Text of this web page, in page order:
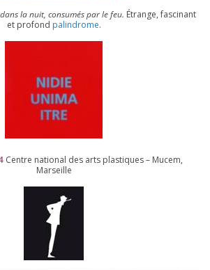
la nuit, consu­més par le feu. Étrange, fas­ci­nant
et pro­fond palin­drome.
Centre natio­nal des arts plas­tiques – Mucem,
Marseille